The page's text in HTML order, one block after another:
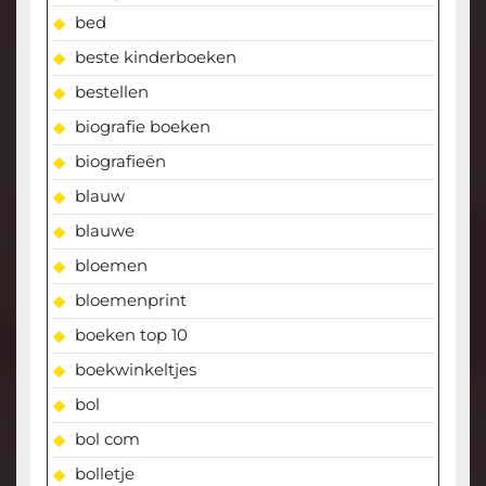
bed
beste kinderboeken
bestellen
biografie boeken
biografieën
blauw
blauwe
bloemen
bloemenprint
boeken top 10
boekwinkeltjes
bol
bol com
bolletje